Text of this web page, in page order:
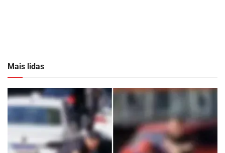
Mais lidas